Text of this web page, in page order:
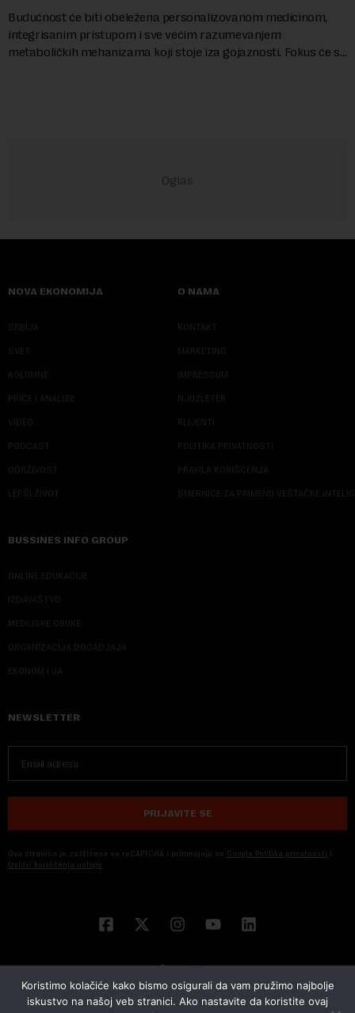
Budućnost će biti obeležena personalizovanom medicinom,
integrisanim pristupom i sve većim razumevanjem
metaboličkih mehanizama koji stoje iza gojaznosti. Fokus će se
NOVA EKONOMIJA
SRBIJA
SVET
KOLUMNE
PRIČE I ANALIZE
VIDEO
PODCAST
ODRŽIVOST
LEPŠI ŽIVOT
O NAMA
KONTAKT
MARKETING
IMPRESSUM
NJUZLETER
KLIJENTI
POLITIKA PRIVATNOSTI
PRAVILA KORIŠĆENJA
SMERNICE ZA PRIMENU VEŠTAČKE
BUSSINES INFO GROUP
ONLINE EDUKACIJE
IZDAVAŠTVO
MEDIJSKE OBUKE
ORGANIZACIJA DOGADJAJA
EKONOM I JA
NEWSLETTER
PRIJAVITE SE
Ova stranica je zaštićena sa reCAPTCHA i primenjuju se Google Politika privatnosti i
Uslovi korišćenja usluge
Koristimo kolačiće kako bismo osigurali da vam pružimo najbolje
iskustvo na našoj veb stranici. Ako nastavite da koristite ovaj